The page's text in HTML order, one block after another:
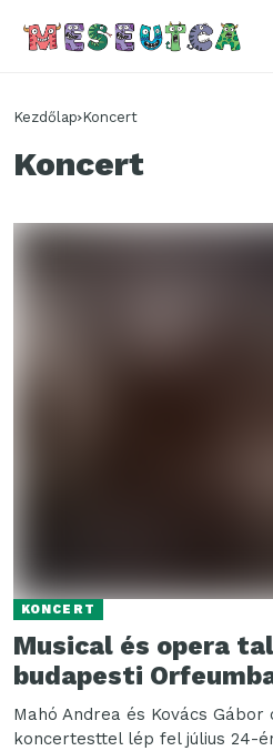
Kezdőlap Koncert
Koncert
KONCERT
Musical és opera
budapesti
Mahó Andrea és Kovács
koncertesttel lép fel július 24-